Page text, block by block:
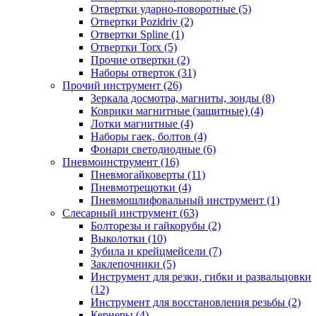
Отвертки ударно-поворотные (5)
Отвертки Pozidriv (2)
Отвертки Spline (1)
Отвертки Torx (5)
Прочие отвертки (2)
Наборы отверток (31)
Прочий инструмент (26)
Зеркала досмотра, магниты, зонды (8)
Коврики магнитные (защитные) (4)
Лотки магнитные (4)
Наборы гаек, болтов (4)
Фонари светодиодные (6)
Пневмоинструмент (16)
Пневмогайковерты (11)
Пневмотрещотки (4)
Пневмошлифовальный инструмент (1)
Слесарный инструмент (63)
Болторезы и гайкорубы (2)
Выколотки (10)
Зубила и крейцмейсели (7)
Заклепочники (5)
Инструмент для резки, гибки и развальцовки
(12)
Инструмент для восстановления резьбы (2)